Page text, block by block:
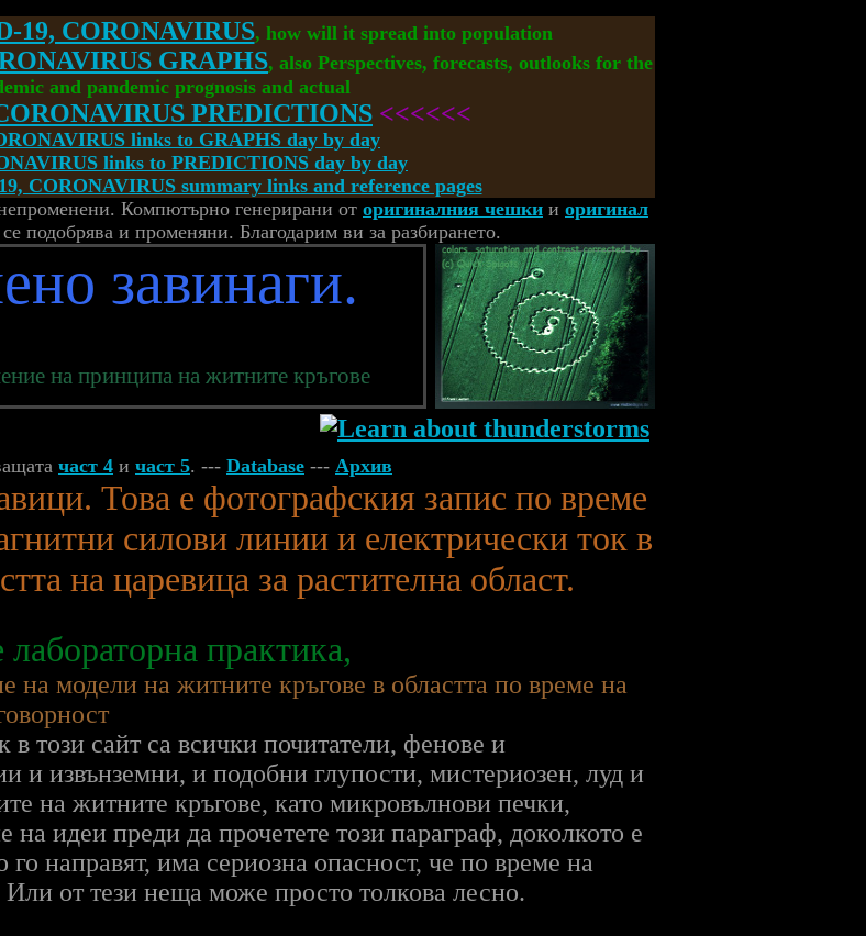
19, CORONAVIRUS, how will it spread into population
GRAPHS, also Perspectives, forecasts, outlooks for the
and pandemic prognosis and actual
PREDICTIONS <<<<<<
links to GRAPHS day by day
links to PREDICTIONS day by day
CORONAVIRUS summary links and reference pages
Компютърно генерирани от оригиналния чешки и оригинал
подобрява и променяни. Благодарим ви за разбирането.
завинаги.
на принципа на житните кръгове
част 4 и част 5. --- Database --- Архив
Това е фотографския запис по време
силови линии и електрически ток в
на царевица за растителна област.
практика,
на модели на житните кръгове в областта по време на
този сайт са всички почитатели, фенове и
извънземни, и подобни глупости, мистериозен, луд и
на житните кръгове, като микровълнови печки,
на идеи преди да прочетете този параграф, доколкото е
направят, има сериозна опасност, че по време на
Или от тези неща може просто толкова лесно.